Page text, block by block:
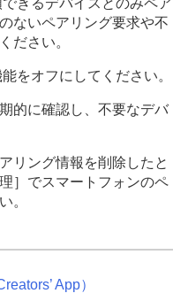
ないペアリング要求や不
ださい。
をオフにしてください。
的に確認し、不要なデバ
リング情報を削除したと
］ でスマートフォンのペ
。
App）